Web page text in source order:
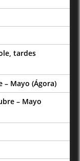
tardes
Mayo (Ágora)
– Mayo